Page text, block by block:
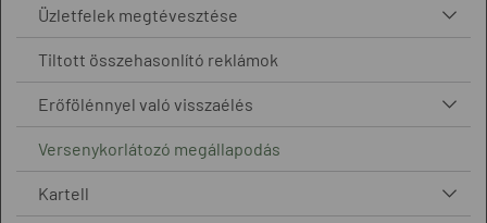
Üzletfelek megtévesztése
Tiltott összehasonlító reklámok
Erőfölénnyel való visszaélés
Versenykorlátozó megállapodás
Kartell